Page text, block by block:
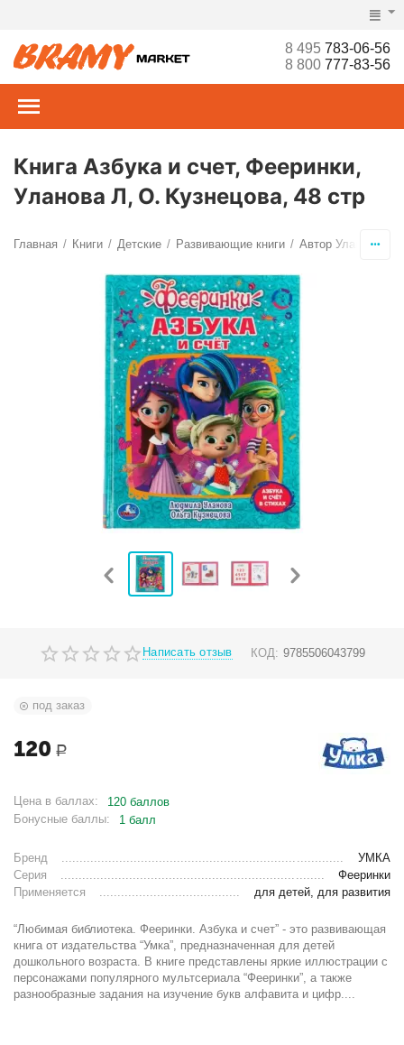
8 495783-06-56
8 800777-83-56
Книга Азбука и счет, Фееринки,
Уланова Л, О. Кузнецова, 48 стр
Главная / Книги / Детские / Развивающие книги / Автор Уланова Л.Г
Написать отзыв КОД: 9785506043799
под заказ
120 Р
Цена в баллах:
120 баллов
Бонусные баллы:
1 балл
Бренд
УМКА
Серия
Фееринки
Применяется
для детей, для развития
“Любимая библиотека. Фееринки. Азбука и счет” - это развивающая
книга от издательства “Умка”, предназначенная для детей
дошкольного возраста. В книге представлены яркие иллюстрации с
персонажами популярного мультсериала “Фееринки”, а также
разнообразные задания на изучение букв алфавита и цифр....